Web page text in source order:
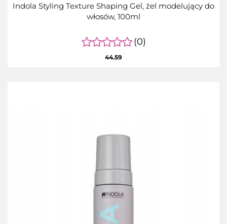
Indola Styling Texture Shaping Gel, żel modelujący do
włosów, 100ml
(0)
44.59